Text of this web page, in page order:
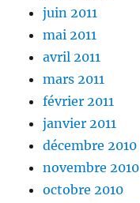
juin 2011
mai 2011
avril 2011
mars 2011
février 2011
janvier 2011
décembre 2010
novembre 2010
octobre 2010